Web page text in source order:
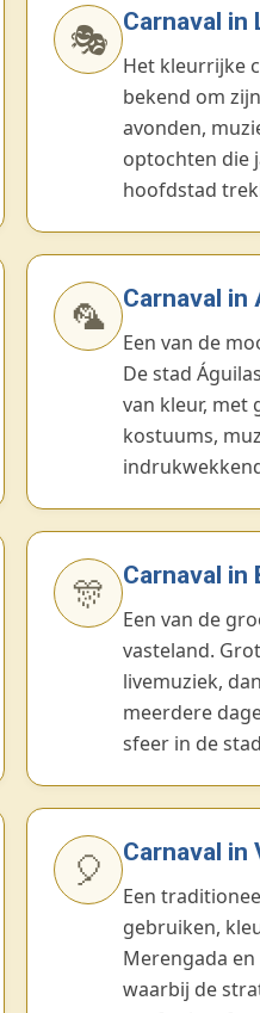
🎭 Carnaval in
Het kleurrijke
bekend om
avonden,
optochten die
hoofdstad
🦜 Carnaval in
Een van de
De stad
van kleur, met
kostuums,
🎊 Carnaval in
Een van de
vasteland.
livemuziek,
meerdere
sfeer in de
🎈 Carnaval in
Een
gebruiken,
Merengada
waarbij de